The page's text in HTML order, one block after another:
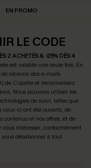
EN PROMO
LE CODE
2 ACHETÉS & -25% DÈS 4
est valable une seule fois. En
recevoir des e-mails
de Cupshe et reconnaissez
. Nous pouvons utiliser les
de suivi, telles que
ceux-ci ont été ouverts, de
contenus et nos offres, et de
intéresser, conformément
vous désabonner à tout